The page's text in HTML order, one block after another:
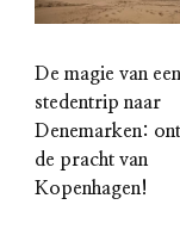
De magie van een
stedentrip naar
Denemarken:
de pracht van
Kopenhagen!